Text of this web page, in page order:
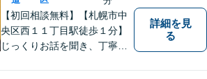
【初回相談無料】【札幌市中
央区西１１丁目駅徒歩１分】
じっくりお話を聞き、丁寧に
詳細を見
る